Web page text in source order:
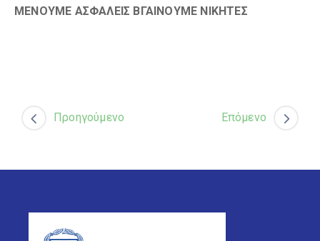
ΜΕΝΟΥΜΕ ΑΣΦΑΛΕΙΣ ΒΓΑΙΝΟΥΜΕ ΝΙΚΗΤΕΣ
Προηγούμενο Επόμενο